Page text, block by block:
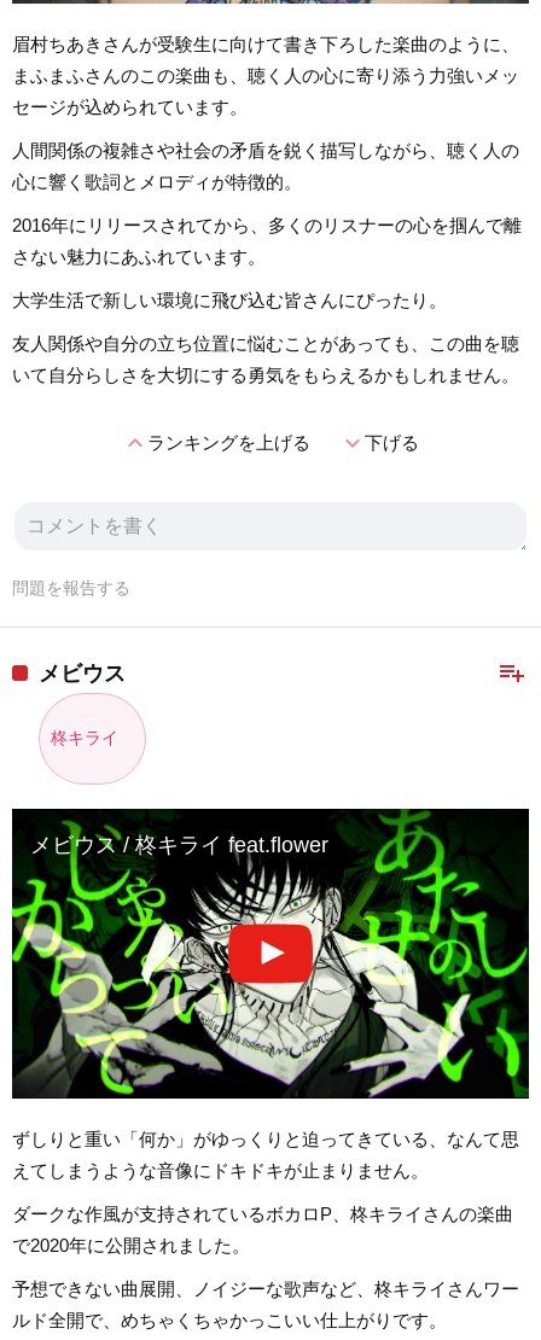
眉村ちあきさんが受験生に向けて書き下ろした楽曲のように、
まふまふさんのこの楽曲も、聴く人の心に寄り添う力強いメッ
セージが込められています。
人間関係の複雑さや社会の矛盾を鋭く描写しながら、聴く人の
心に響く歌詞とメロディが特徴的。
2016年にリリースされてから、多くのリスナーの心を掴んで離
さない魅力にあふれています。
大学生活で新しい環境に飛び込む皆さんにぴったり。
友人関係や自分の立ち位置に悩むことがあっても、この曲を聴
いて自分らしさを大切にする勇気をもらえるかもしれません。
expand_lessランキングを上げる expand_more下げる
問題を報告する
playlist_add
メビウス
柊キライ
メビウス / 柊キライ feat.flower
ずしりと重い「何か」がゆっくりと迫ってきている、なんて思
えてしまうような音像にドキドキが止まりません。
ダークな作風が支持されているボカロP、柊キライさんの楽曲
で2020年に公開されました。
予想できない曲展開、ノイジーな歌声など、柊キライさんワー
ルド全開で、めちゃくちゃかっこいい仕上がりです。